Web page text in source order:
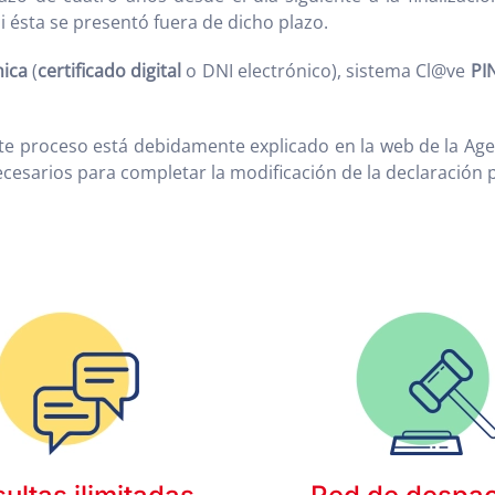
se presentó fuera de dicho plazo.
(certificado digital o DNI electrónico), sistema Cl@ve
está debidamente explicado en la web de la
para completar la modificación de la declaración